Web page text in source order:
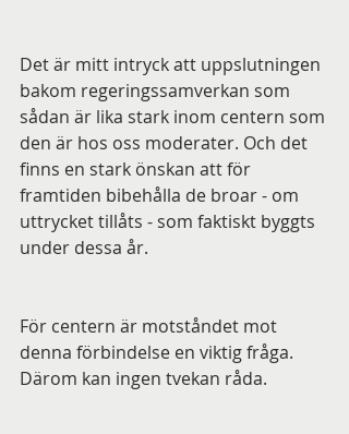
Det är mitt intryck att uppslutningen
bakom regeringssamverkan som
sådan är lika stark inom centern som
den är hos oss moderater. Och det
finns en stark önskan att för
framtiden bibehålla de broar - om
uttrycket tillåts - som faktiskt byggts
under dessa år.
För centern är motståndet mot
denna förbindelse en viktig fråga.
Därom kan ingen tvekan råda.